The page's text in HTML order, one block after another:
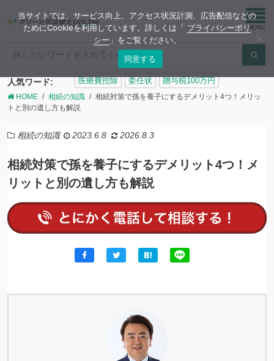
検
索:
人気ワード: 医療費控除 委任状 贈与税100万円
HOME 相続の知識
相続対策で孫を養子にするデメリット4つ！メリッ
トと別の遺し方も解説
相続の知識 2023.6.8 2026.8.3
相続対策で孫を養子にするデメリット4つ！メ
リットと別の遺し方も解説
当サイトでは、サービス向上、アクセス状況計測、広告配信などの
ためにCookieを利用しています。詳しくは「 プライバシーポリ
シー 」をご覧ください。
同意する